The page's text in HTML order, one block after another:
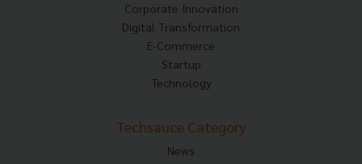
Corporate Innovation
Digital Transformation
E-Commerce
Startup
Technology
Techsauce Category
News